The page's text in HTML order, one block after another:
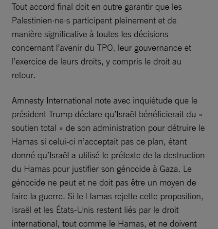
Tout accord final doit en outre garantir que les
Palestinien·ne·s participent pleinement et de
manière significative à toutes les décisions
concernant l’avenir du TPO, leur gouvernance et
l’exercice de leurs droits, y compris le droit au
retour.
Amnesty International note avec inquiétude que le
président Trump déclare qu’Israël bénéficierait du «
soutien total » de son administration pour détruire le
Hamas si celui-ci n’acceptait pas ce plan, étant
donné qu’Israël a utilisé le prétexte de la destruction
du Hamas pour justifier son génocide à Gaza. Le
génocide ne peut et ne doit pas être un moyen de
faire la guerre. Si le Hamas rejette cette proposition,
Israël et les États-Unis restent liés par le droit
international, tout comme le Hamas, et ne doivent